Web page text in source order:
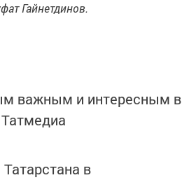
Гайнетдинов.
важным и интересным в
Татмедиа
в